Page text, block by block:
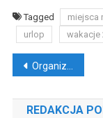
Tagged miejsca
urlop
wakacje
Nawigacja
wpisu
Organizacja Twojej imprezy prostsza niż myślisz!
REDAKCJA